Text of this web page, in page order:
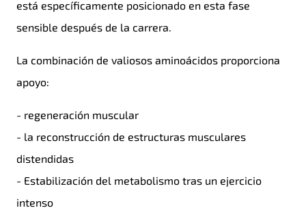
está específicamente posicionado en esta fase
sensible después de la carrera.
La combinación de valiosos aminoácidos proporciona
apoyo:
- regeneración muscular
- la reconstrucción de estructuras musculares
distendidas
- Estabilización del metabolismo tras un ejercicio
intenso